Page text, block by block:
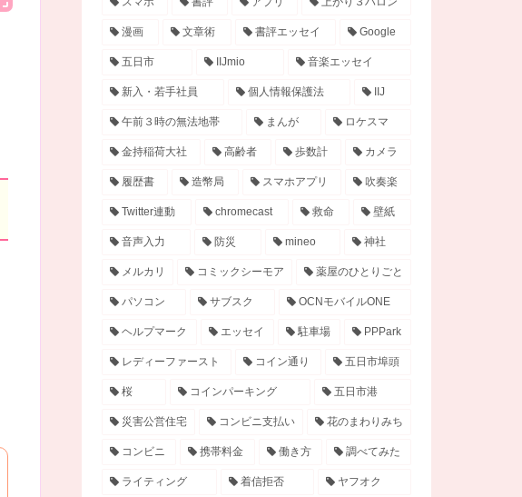
漫画 文章術 書評エッセイ Google
五日市 IIJmio 音楽エッセイ
新入・若手社員 個人情報保護法 IIJ
午前３時の無法地帯 まんが ロケスマ
金持稲荷大社 高齢者 歩数計 カメラ
履歴書 造幣局 スマホアプリ 吹奏楽
Twitter連動 chromecast 救命 壁紙
音声入力 防災 mineo 神社
メルカリ コミックシーモア 薬屋のひとりごと
パソコン サブスク OCNモバイルONE
ヘルプマーク エッセイ 駐車場 PPPark
レディーファースト コイン通り 五日市埠頭
桜 コインパーキング 五日市港
災害公営住宅 コンビニ支払い 花のまわりみち
コンビニ 携帯料金 働き方 調べてみた
ライティング 着信拒否 ヤフオク